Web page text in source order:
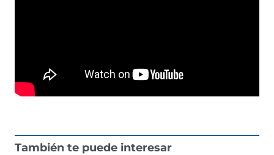
También te puede interesar